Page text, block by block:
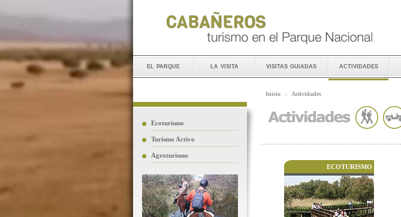
el parque la visita visitas guiadas actividades
Ecoturismo
Turismo Activo
Agroturismo
Inicio :: Actividades
ECOTURISMO